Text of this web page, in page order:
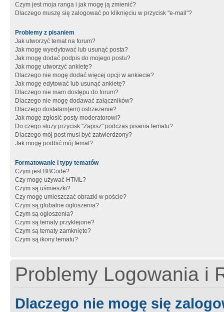
Czym jest moja ranga i jak mogę ją zmienić?
Dlaczego muszę się zalogować po kliknięciu w przycisk "e-mail"?
Problemy z pisaniem
Jak utworzyć temat na forum?
Jak mogę wyedytować lub usunąć posta?
Jak mogę dodać podpis do mojego postu?
Jak mogę utworzyć ankietę?
Dlaczego nie mogę dodać więcej opcji w ankiecie?
Jak mogę edytować lub usunąć ankietę?
Dlaczego nie mam dostępu do forum?
Dlaczego nie mogę dodawać załączników?
Dlaczego dostałam(em) ostrzeżenie?
Jak mogę zgłosić posty moderatorowi?
Do czego służy przycisk "Zapisz" podczas pisania tematu?
Dlaczego mój post musi być zatwierdzony?
Jak mogę podbić mój temat?
Formatowanie i typy tematów
Czym jest BBCode?
Czy mogę używać HTML?
Czym są uśmieszki?
Czy mogę umieszczać obrazki w poście?
Czym są globalne ogłoszenia?
Czym są ogłoszenia?
Czym są tematy przyklejone?
Czym są tematy zamknięte?
Czym są ikony tematu?
Problemy Logowania i
Dlaczego nie mogę się